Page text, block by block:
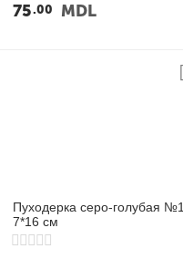
75 00 MDL
Пуходерка серо-голубая №1,
7*16 см